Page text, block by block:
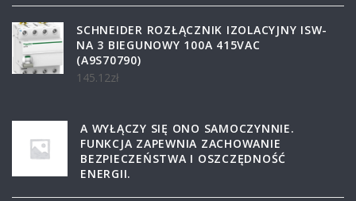
SCHNEIDER ROZŁĄCZNIK IZOLACYJNY ISW-
NA 3 BIEGUNOWY 100A 415VAC
(A9S70790)
145.12zł
A WYŁĄCZY SIĘ ONO SAMOCZYNNIE.
FUNKCJA ZAPEWNIA ZACHOWANIE
BEZPIECZEŃSTWA I OSZCZĘDNOŚĆ
ENERGII.